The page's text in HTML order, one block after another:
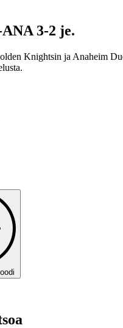
3-2 je.
Knightsin ja Anaheim